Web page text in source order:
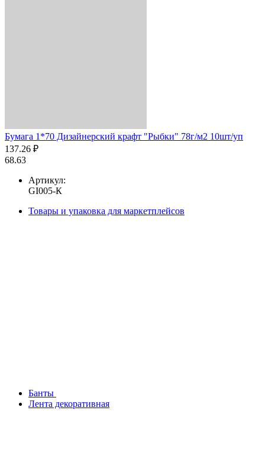
Бумага 1*70 Дизайнерский крафт "Рыбки" 78г/м2 10шт/уп
137.26 ₽
68.63
Артикул:
GI005-К
Товары и упаковка для маркетплейсов
Банты
Лента декоративная